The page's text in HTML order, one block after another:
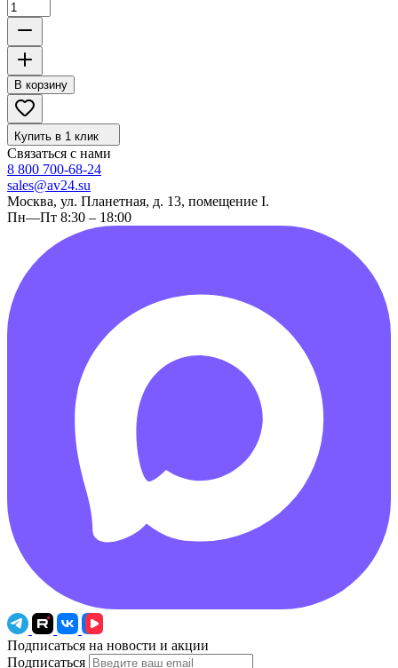
В корзину
Купить в 1 клик
Связаться с нами
8 800 700-68-24
sales@av24.su
Москва, ул. Планетная, д. 13, помещение I.
Пн—Пт 8:30 – 18:00
Подписаться на новости и акции
Подписаться